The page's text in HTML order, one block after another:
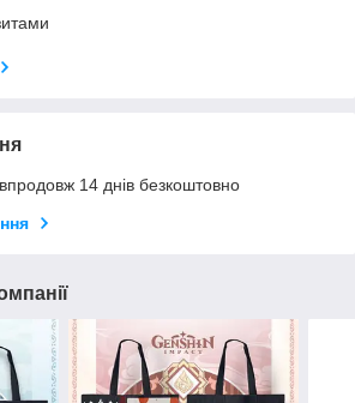
14 днів безкоштовно